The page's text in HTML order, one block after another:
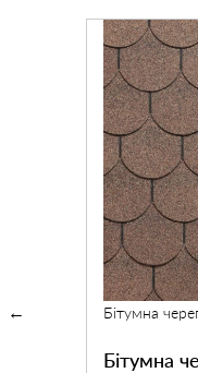
Бітумна
Бітумна